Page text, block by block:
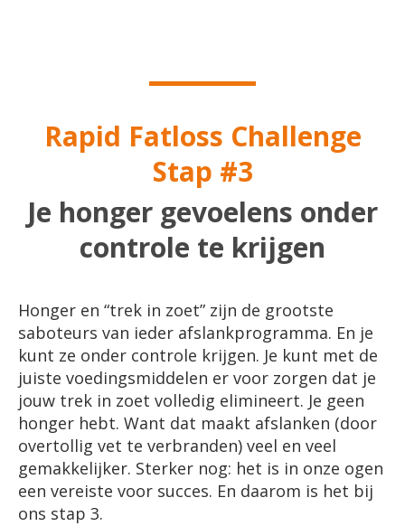
Rapid Fatloss Challenge
Stap #3
Je honger gevoelens onder
controle te krijgen
Honger en “trek in zoet” zijn de grootste
saboteurs van ieder afslankprogramma. En je
kunt ze onder controle krijgen. Je kunt met de
juiste voedingsmiddelen er voor zorgen dat je
jouw trek in zoet volledig elimineert. Je geen
honger hebt. Want dat maakt afslanken (door
overtollig vet te verbranden) veel en veel
gemakkelijker. Sterker nog: het is in onze ogen
een vereiste voor succes. En daarom is het bij
ons stap 3.